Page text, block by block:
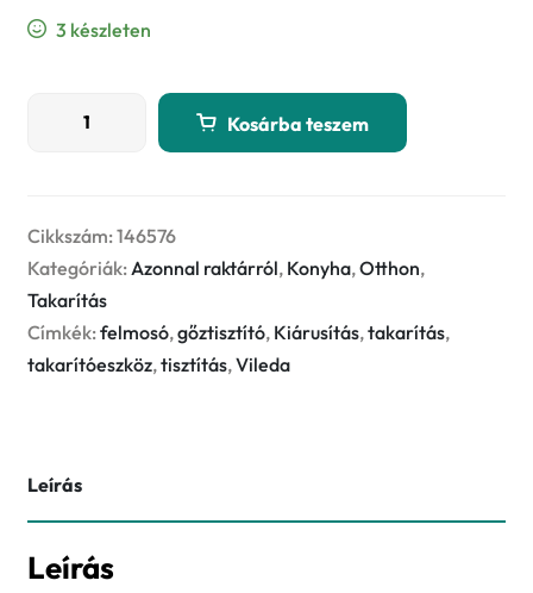
3 készleten
F18123
mennyiség
Kosárba teszem
Cikkszám:146576
Kategóriák: Azonnal raktárról, Konyha,Otthon,
Takarítás
Címkék:felmosó,gőztisztító, Kiárusítás,takarítás,
takarítóeszköz,tisztítás,Vileda
Leírás
Leírás